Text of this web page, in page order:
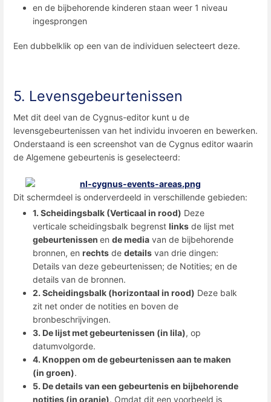
en de bijbehorende kinderen staan weer 1 niveau
ingesprongen
Een dubbelklik op een van de individuen selecteert deze.
5. Levensgebeurtenissen
Met dit deel van de Cygnus-editor kunt u de
levensgebeurtenissen van het individu invoeren en bewerken.
Onderstaand is een screenshot van de Cygnus editor waarin
de Algemene gebeurtenis is geselecteerd:
Dit schermdeel is onderverdeeld in verschillende gebieden:
1. Scheidingsbalk (Verticaal in rood) Deze
verticale scheidingsbalk begrenst links de lijst met
gebeurtenissen en de media van de bijbehorende
bronnen, en rechts de details van drie dingen:
Details van deze gebeurtenissen; de Notities; en de
details van de bronnen.
2. Scheidingsbalk (horizontaal in rood) Deze balk
zit net onder de notities en boven de
bronbeschrijvingen.
3. De lijst met gebeurtenissen (in lila), op
datumvolgorde.
4. Knoppen om de gebeurtenissen aan te maken
(in groen).
5. De details van een gebeurtenis en bijbehorende
notities (in oranje). Omdat dit een voorbeeld is